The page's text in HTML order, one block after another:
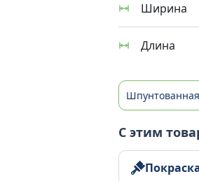
Ширина
Длина
С этим